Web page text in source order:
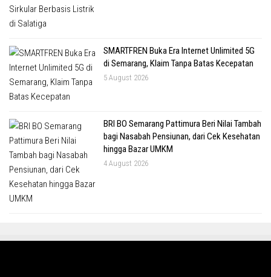
SMARTFREN Buka Era Internet Unlimited 5G
di Semarang, Klaim Tanpa Batas Kecepatan
5 August 2026
BRI BO Semarang Pattimura Beri Nilai Tambah
bagi Nasabah Pensiunan, dari Cek Kesehatan
hingga Bazar UMKM
4 August 2026